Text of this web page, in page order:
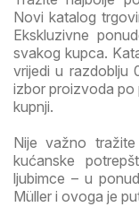
Novi katalog
Ekskluzivne
svakog kupca.
vrijedi u razdoblju
izbor proizvoda po
kupnji.
Nije važno tražite
kućanske
ljubimce – u
Müller i ovoga je